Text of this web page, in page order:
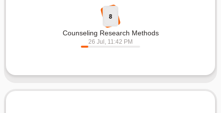
8
Counseling Research Methods
26 Jul, 11:42 PM